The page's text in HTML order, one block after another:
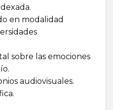
en modalidad
sobre las emociones
audiovisuales.